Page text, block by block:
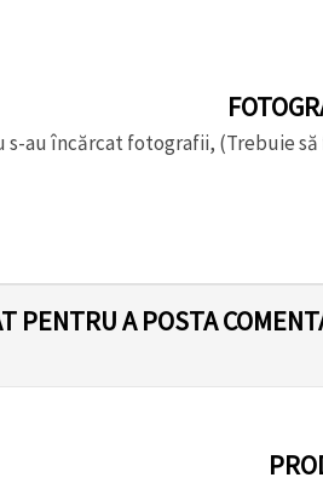
s-au încărcat fotografii, (Trebuie
PENTRU A POSTA